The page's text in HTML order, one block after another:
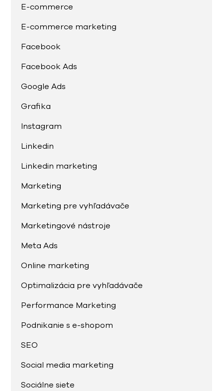
E-commerce
E-commerce marketing
Facebook
Facebook Ads
Google Ads
Grafika
Instagram
Linkedin
Linkedin marketing
Marketing
Marketing pre vyhľadávače
Marketingové nástroje
Meta Ads
Online marketing
Optimalizácia pre vyhľadávače
Performance Marketing
Podnikanie s e-shopom
SEO
Social media marketing
Sociálne siete